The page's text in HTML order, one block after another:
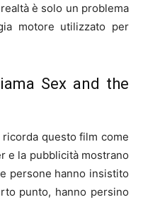
è solo un problema
motore utilizzato per
Sex and the
questo film come
e la pubblicità mostrano
persone hanno insistito
punto, hanno persino